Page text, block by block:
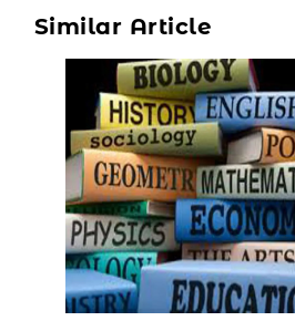
Similar Article